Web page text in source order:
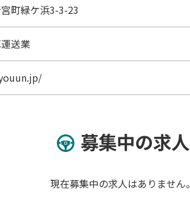
町緑ケ浜3-3-23
送業
募集中の求人
現在募集中の求人はありません。